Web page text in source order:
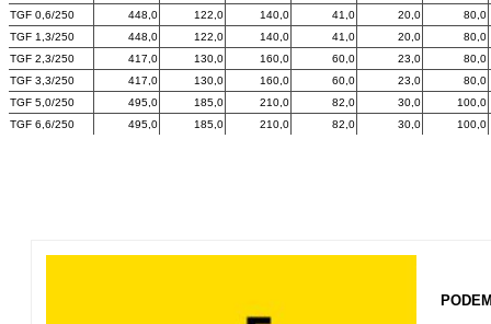
TGF 0,6/250
448,0 122,0 140,0 41,0 20,0
80,0
TGF 1,3/250
448,0 122,0 140,0 41,0 20,0
80,0
TGF 2,3/250
417,0 130,0 160,0 60,0 23,0
80,0
TGF 3,3/250
417,0 130,0 160,0 60,0 23,0
80,0
TGF 5,0/250
495,0 185,0 210,0 82,0 30,0
100,0
TGF 6,6/250
495,0 185,0 210,0 82,0 30,0 100,0